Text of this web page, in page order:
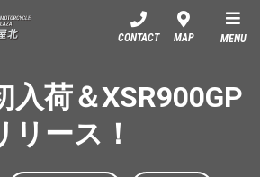
CONTACT MAP MENU
入荷＆XSR900GP
リース！